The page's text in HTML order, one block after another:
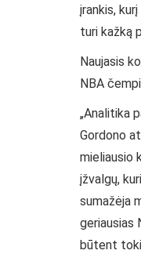
įrankis,
turi kažką
Naujasis
NBA
„Analitika
Gordono
mieliausio
įžvalgų,
sumažėja
geriausias
būtent